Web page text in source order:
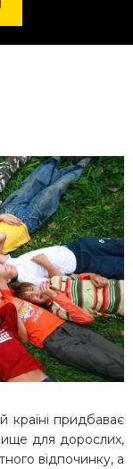
країні придбаває
для дорослих,
відпочинку, а